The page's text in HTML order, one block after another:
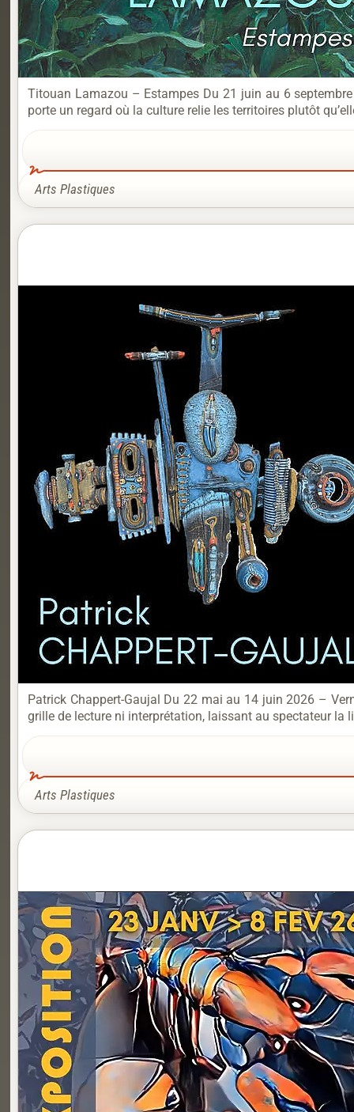
Titouan Lamazou – Estampes Du 21 juin au 6
porte un regard où la culture relie les territoires plutôt
Arts Plastiques
Patrick Chappert-Gaujal Du 22 mai au 14 juin 2026 –
grille de lecture ni interprétation, laissant au spectateur la
Arts Plastiques